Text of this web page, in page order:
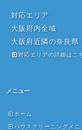
対応エリア
大阪府内全域
大阪府近隣の奈良県
対応エリアの詳細はこ
メニュー
ホーム
ハウスクリーニングメニ